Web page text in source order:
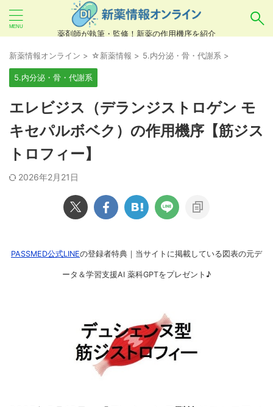
薬剤師が執筆・監修！新薬の作用機序を紹介
あいまい検索（例：ひらがな、誤字）には対応し
ていませんので、製品名・一般名・キーワードな
どをカタカナでご入力ください。
良い例：テセントリク
悪い例：てせんとりく テセンタリク
新薬情報オンライン > ☆新薬情報 > 5.内分泌・骨・代謝系 >
5.内分泌・骨・代謝系
エレビジス（デランジストロゲン モ
キセパルボベク）の作用機序【筋ジス
トロフィー】
2026年2月21日
PASSMED公式LINEの登録者特典｜当サイトに掲載している図表の元デ
ータ＆学習支援AI 薬科GPTをプレゼント♪